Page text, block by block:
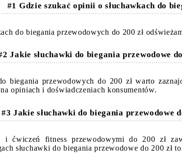
#1 Gdzie szukać opinii o słuchawkach do
do biegania przewodowych do 200 zł
Jakie słuchawki do biegania przewodowe
biegania przewodowych do 200 zł warto
opiniach i doświadczeniach konsumentów.
#3 Jakie słuchawki do biegania przewodowe
i ćwiczeń fitness przewodowymi do 200 zł
słuchawki do biegania przewodowe do 200 zł